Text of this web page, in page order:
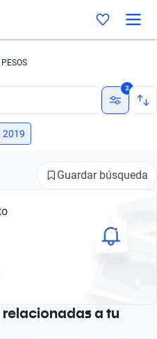
3
2019
Guardar búsqueda
a tu